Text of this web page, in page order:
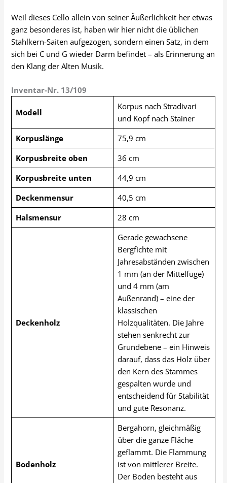
Weil dieses Cello allein von seiner Äußerlichkeit her etwas
ganz besonderes ist, haben wir hier nicht die üblichen
Stahlkern-Saiten aufgezogen, sondern einen Satz, in dem
sich bei C und G wieder Darm befindet – als Erinnerung an
den Klang der Alten Musik.
Inventar-Nr. 13/109
Modell
Korpus nach Stradivari
und Kopf nach Stainer
Korpuslänge
75,9 cm
Korpusbreite oben
36 cm
Korpusbreite unten
44,9 cm
Deckenmensur
40,5 cm
Halsmensur
28 cm
Deckenholz
Gerade gewachsene
Bergfichte mit
Jahresabständen zwischen
1 mm (an der Mittelfuge)
und 4 mm (am
Außenrand) – eine der
klassischen
Holzqualitäten. Die Jahre
stehen senkrecht zur
Grundebene – ein Hinweis
darauf, dass das Holz über
den Kern des Stammes
gespalten wurde und
entscheidend für Stabilität
und gute Resonanz.
Bodenholz
Bergahorn, gleichmäßig
über die ganze Fläche
geflammt. Die Flammung
ist von mittlerer Breite.
Der Boden besteht aus